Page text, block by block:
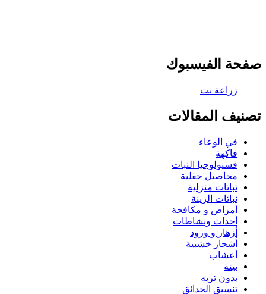
صفحة الفيسبوك
تصنيف المقالات
في الوعاء
فاكهة
فسيولوجيا النبات
محاصيل حقلية
نباتات منزلية
نباتات الزينة
أمراض و مكافحة
أحداث ونشاطات
أزهار و ورود
أشجار خشبية
أعشاب
بيئة
بدون تربه
تنسيق الحدائق